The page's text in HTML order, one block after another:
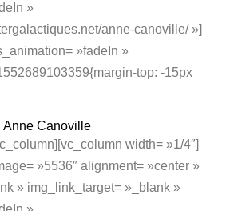
»
anne-canoville/ »]
»fadeIn »
top: -15px
Anne Canoville
width= »1/4″]
»5536″ alignment= »center »
» img_link_target= »_blank »